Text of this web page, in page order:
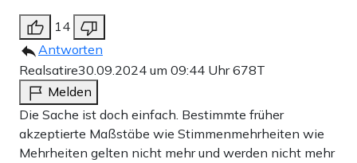
14
Antworten
Realsatire30.09.2024 um 09:44 Uhr678T
Melden
Die Sache ist doch einfach. Bestimmte früher
akzeptierte Maßstäbe wie Stimmenmehrheiten wie
Mehrheiten gelten nicht mehr und werden nicht mehr